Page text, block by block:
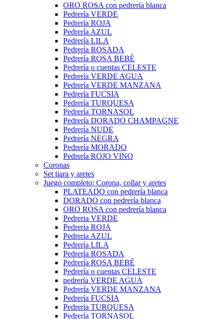
ORO ROSA con pedrería blanca
Pedrería VERDE
Pedrería ROJA
Pedrería AZUL
Pedrería LILA
Pedrería ROSADA
Pedrería ROSA BEBÉ
Pedrería o cuentas CELESTE
Pedrería VERDE AGUA
Pedrería VERDE MANZANA
Pedrería FUCSIA
Pedrería TURQUESA
Pedrería TORNASOL
Pedrería DORADO CHAMPAGNE
Pedrería NUDE
Pedrería NEGRA
Pedrería MORADO
Pedrería ROJO VINO
Coronas
Set tiara y aretes
Juego completo: Corona, collar y aretes
PLATEADO con pedrería blanca
DORADO con pedrería blanca
ORO ROSA con pedrería blanca
Pedreria VERDE
Pedreria ROJA
Pedreria AZUL
Pedrería LILA
Pedrería ROSADA
Pedrería ROSA BEBÉ
Pedrería o cuentas CELESTE
pedrería VERDE AGUA
Pedrería VERDE MANZANA
Pedrería FUCSIA
Pedrería TURQUESA
Pedrería TORNASOL